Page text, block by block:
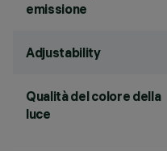
emissione
Adjustability
Qualità del colore della
luce